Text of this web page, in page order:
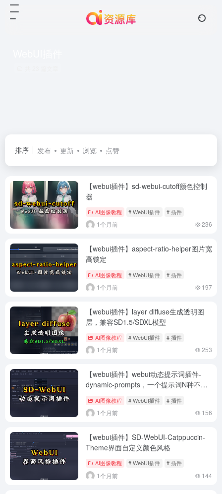
排序 发布 更新 浏览 点赞
【webui插件】sd-webui-cutoff颜色控制
器
AI图像教程 # WebUI插件 # 插件
1个月前 236
【webui插件】aspect-ratio-helper图片宽
高锁定
AI图像教程 # WebUI插件 # 插件
1个月前 197
【webui插件】layer diffuse生成透明图
层，兼容SD1.5/SDXL模型
AI图像教程 # WebUI插件 # 插件
1个月前 253
【webui插件】webui动态提示词插件-
dynamic-prompts，一个提示词N种不同
AI图像教程 # WebUI插件 # 插件
1个月前 156
【webui插件】SD-WebUI-Catppuccin-
Theme界面自定义颜色风格
AI图像教程 # WebUI插件 # 插件
1个月前 144